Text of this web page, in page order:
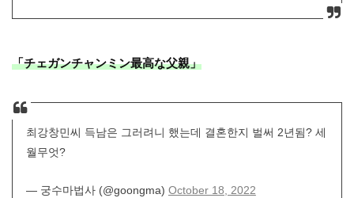
「チェガンチャンミン最高な父親」
최강창민씨 득남은 그러려니 했는데 결혼한지 벌써 2년됨? 세
월무엇?
— 궁수마법사 (@goongma) October 18, 2022